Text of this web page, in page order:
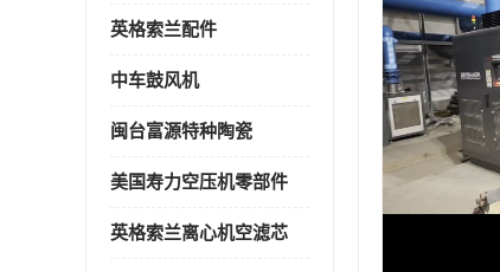
英格索兰配件
中车鼓风机
闽台富源特种陶瓷
美国寿力空压机零部件
英格索兰离心机空滤芯